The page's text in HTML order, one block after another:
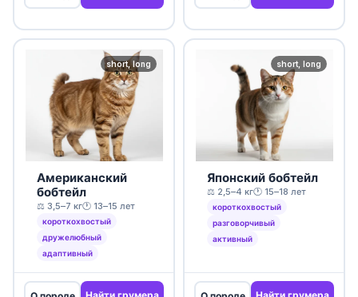
short, long
Американский
бобтейл
⚖️ 3,5–7 кг🕐 13–15 лет
короткохвостый
дружелюбный
адаптивный
Найти грумера
short, long
Японский бобтейл
⚖️ 2,5–4 кг🕐 15–18 лет
короткохвостый
разговорчивый
активный
Найти грумера